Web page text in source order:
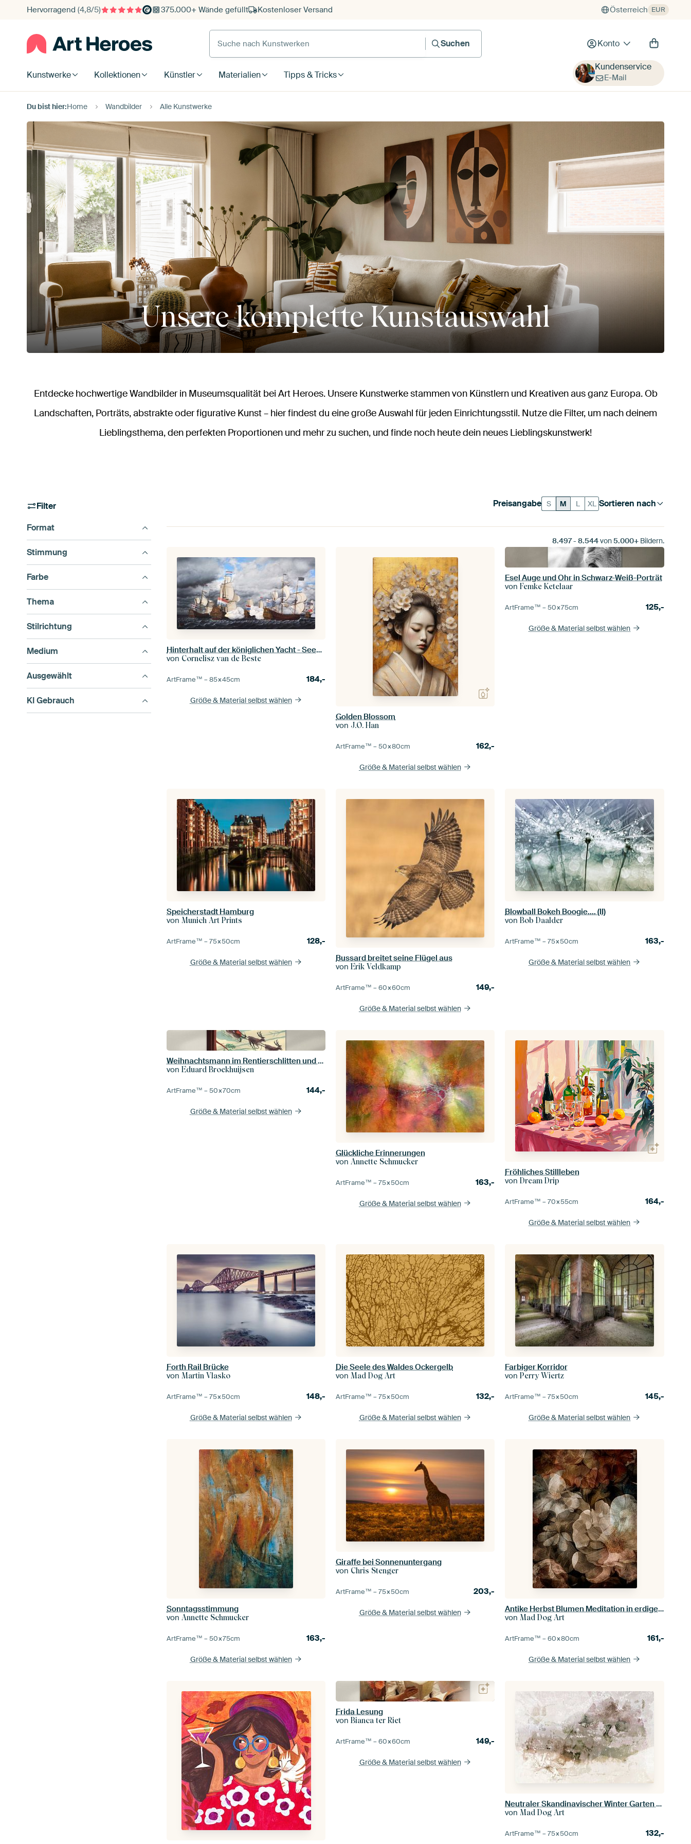
Hervorragend (4,8/5) 375.000+ Wände gefüllt Kostenloser Versand Österreich EUR
Suche nach Kunstwerken
Suchen
Konto
Kunstwerke Kollektionen Künstler Materialien Tipps & Tricks
Kundenservice
E-Mail
Du bist hier:Home Wandbilder Alle Kunstwerke
Unsere komplette Kunstauswahl
Entdecke hochwertige Wandbilder in Museumsqualität bei Art Heroes. Unsere Kunstwerke stammen von Künstlern und Kreativen aus ganz Europa. Ob
Landschaften, Porträts, abstrakte oder figurative Kunst – hier findest du eine große Auswahl für jeden Einrichtungsstil. Nutze die Filter, um nach deinem
Lieblingsthema, den perfekten Proportionen und mehr zu suchen, und finde noch heute dein neues Lieblingskunstwerk!
Filter
Format
Stimmung
Farbe
Thema
Stilrichtung
Medium
Ausgewählt
KI Gebrauch
Sortieren nach
Preisangabe S M L XL
8.497- 8.544von5.000+Bildern.
Hinterhalt auf der königlichen Yacht - Seeschlacht
von Cornelisz van de Beste
ArtFrame™ –85×45cm 184,-
Größe & Material selbst wählen
Golden Blossom
von J.O. Han
ArtFrame™ –50×80cm 162,-
Größe & Material selbst wählen
Esel Auge und Ohr in Schwarz-Weiß-Porträt
vonFemke Ketelaar
ArtFrame™ –50×75cm 125,-
Größe & Material selbst wählen
Speicherstadt Hamburg
vonMunich Art Prints
ArtFrame™ –75×50cm 128,-
Größe & Material selbst wählen
Bussard breitet seine Flügel aus
vonErik Veldkamp
ArtFrame™ –60×60cm 149,-
Größe & Material selbst wählen
Blowball Bokeh Boogie.... (II)
vonBob Daalder
ArtFrame™ –75×50cm 163,-
Größe & Material selbst wählen
Weihnachtsmann im Rentierschlitten und Eichhörnchen
vonEduard Broekhuijsen
ArtFrame™ –50×70cm 144,-
Größe & Material selbst wählen
Glückliche Erinnerungen
vonAnnette Schmucker
ArtFrame™ –75×50cm 163,-
Größe & Material selbst wählen
Fröhliches Stillleben
vonDream Drip
ArtFrame™ –70×55cm 164,-
Größe & Material selbst wählen
Forth Rail Brücke
vonMartin Vlasko
ArtFrame™ –75×50cm 148,-
Größe & Material selbst wählen
Die Seele des Waldes Ockergelb
vonMad Dog Art
ArtFrame™ –75×50cm 132,-
Größe & Material selbst wählen
Farbiger Korridor
vonPerry Wiertz
ArtFrame™ –75×50cm 145,-
Größe & Material selbst wählen
Sonntagsstimmung
vonAnnette Schmucker
ArtFrame™ –50×75cm 163,-
Größe & Material selbst wählen
Giraffe bei Sonnenuntergang
von Chris Stenger
ArtFrame™ –75×50cm 203,-
Größe & Material selbst wählen
Antike Herbst Blumen Meditation in erdigen Farben
vonMad Dog Art
ArtFrame™ –60×80cm 161,-
Größe & Material selbst wählen
Frida Lesung
vonBianca ter Riet
ArtFrame™ –60×60cm 149,-
Größe & Material selbst wählen
Neutraler Skandinavischer Winter Garten Abstrakt II
vonMad Dog Art
ArtFrame™ –75×50cm 132,-